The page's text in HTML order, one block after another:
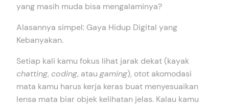
yang masih muda bisa mengalaminya?
Alasannya simpel: Gaya Hidup Digital yang
Kebanyakan.
Setiap kali kamu fokus lihat jarak dekat (kayak
chatting, coding, ataugaming), otot akomodasi
mata kamu harus kerja keras buat menyesuaikan
lensa mata biar objek kelihatan jelas. Kalau kamu